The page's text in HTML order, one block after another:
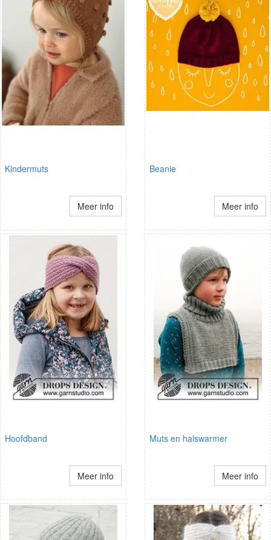
Kindermuts
Meer info
Beanie
Meer info
Hoofdband
Meer info
Muts en halswarmer
Meer info